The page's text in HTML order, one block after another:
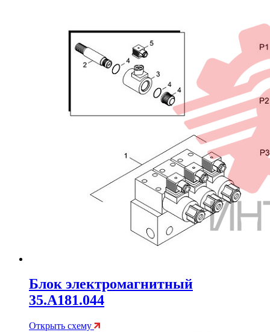
Блок электромагнитный
35.A181.044
Открыть схему